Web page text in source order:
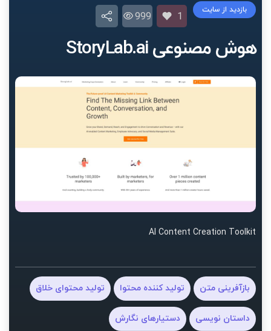
هوش مصنوعی StoryLab.ai
بازدید از سایت
1
999
AI Content Creation Toolkit
بازآفرینی متن تولید کننده محتوا تولید محتوای خلاق
داستان نویسی دستیارهای نگارش